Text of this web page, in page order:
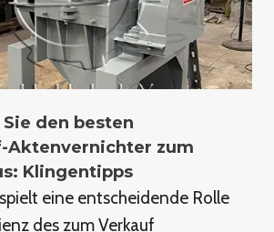
den besten
Aktenvernichter zum
Klingentipps
eine entscheidende Rolle
des zum Verkauf